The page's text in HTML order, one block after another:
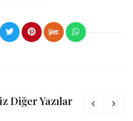
Diğer Yazılar